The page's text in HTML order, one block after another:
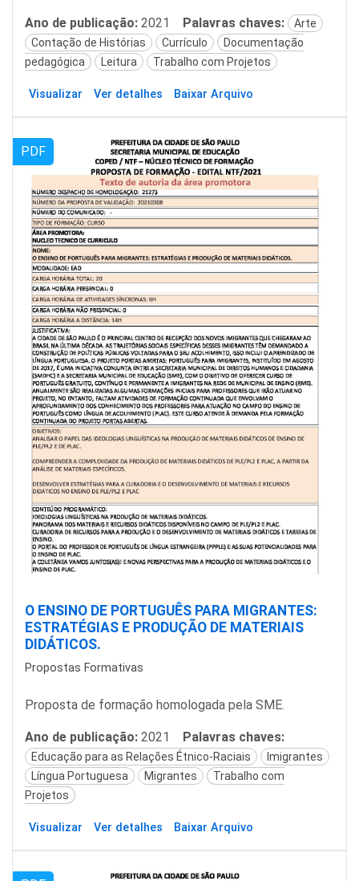
Ano de publicação: 2021 Palavras chaves:
Arte
Contação de Histórias
Currículo
Documentação
pedagógica
Leitura Trabalho com Projetos
Visualizar Ver detalhes Baixar Arquivo
PDF
O ENSINO DE PORTUGUÊS PARA MIGRANTES:
ESTRATÉGIAS E PRODUÇÃO DE MATERIAIS
DIDÁTICOS.
Propostas Formativas
Proposta de formação homologada pela SME.
Ano de publicação: 2021 Palavras chaves:
Educação para as Relações Étnico-Raciais
Imigrantes
Língua Portuguesa
Migrantes
Trabalho com
Projetos
Visualizar Ver detalhes Baixar Arquivo